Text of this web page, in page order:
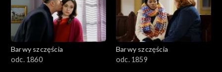
Barwy szczęścia
odc. 1860
Barwy szczęścia
odc. 1859